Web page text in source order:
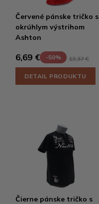
Červené pánske tričko s
okrúhlym výstrihom
Ashton
6,69 € -50% 13,37 €
DETAIL PRODUKTU
Čierne pánske tričko s